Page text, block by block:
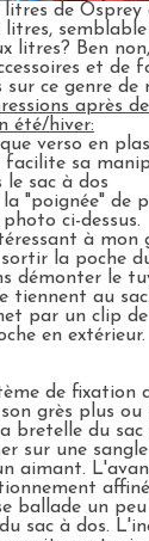
litres de Osprey
litres,
litres? Ben
et de
ce genre de
après
été/hiver:
verso en
facilite sa
le sac à dos
la "poignée" de
ci-dessus.
à mon
la poche
démonter le
tiennent au
par un clip
en extérieur.
de fixation
grès plus ou
bretelle du sac
sur une
aimant.
ballade un
sac à dos.